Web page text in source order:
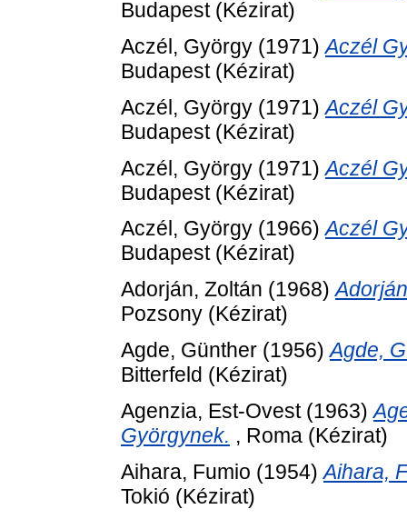
Budapest (Kézirat)
Aczél, György (1971)Aczél
Budapest (Kézirat)
Aczél, György (1971)Aczél
Budapest (Kézirat)
Aczél, György (1971)Aczél
Budapest (Kézirat)
Aczél, György (1966)Aczél
Budapest (Kézirat)
Adorján, Zoltán (1968)
Pozsony (Kézirat)
Agde, Günther (1956)Agde,
Bitterfeld (Kézirat)
Agenzia, Est-Ovest(1963)
Györgynek. , Roma (Kézirat)
Aihara, Fumio (1954)Aihara,
Tokió (Kézirat)